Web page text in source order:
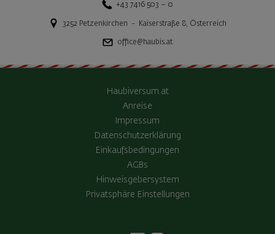
+43 7416 503 – 0
3252 Petzenkirchen - Kaiserstraße 8, Österreich
office@haubis.at
Haubiversum.at
Anreise
Impressum
Datenschutzerklärung
Einkaufsbedingungen
AGBs
Hinweisgebersystem
Privatsphäre Einstellungen